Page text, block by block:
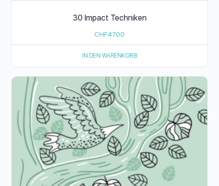
30 Impact Techniken
CHF47.00
IN DEN WARENKORB